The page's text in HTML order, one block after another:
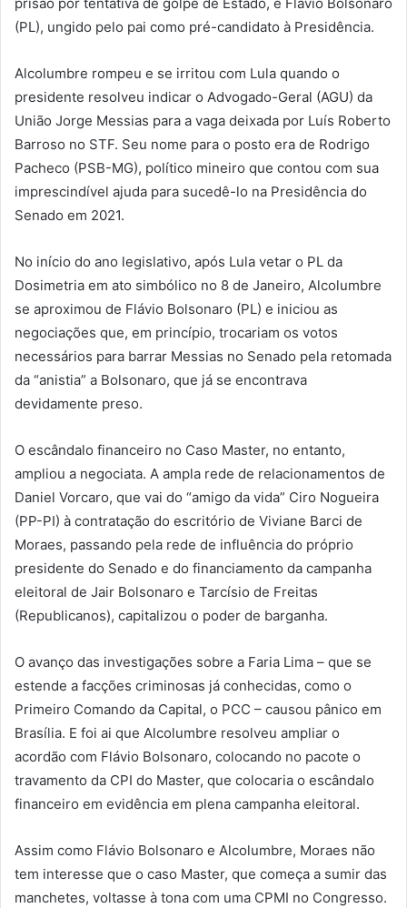
prisão por tentativa de golpe de Estado, e Flávio Bolsonaro
(PL), ungido pelo pai como pré-candidato à Presidência.
Alcolumbre rompeu e se irritou com Lula quando o
presidente resolveu indicar o Advogado-Geral (AGU) da
União Jorge Messias para a vaga deixada por Luís Roberto
Barroso no STF. Seu nome para o posto era de Rodrigo
Pacheco (PSB-MG), político mineiro que contou com sua
imprescindível ajuda para sucedê-lo na Presidência do
Senado em 2021.
No início do ano legislativo, após Lula vetar o PL da
Dosimetria em ato simbólico no 8 de Janeiro, Alcolumbre
se aproximou de Flávio Bolsonaro (PL) e iniciou as
negociações que, em princípio, trocariam os votos
necessários para barrar Messias no Senado pela retomada
da “anistia” a Bolsonaro, que já se encontrava
devidamente preso.
O escândalo financeiro no Caso Master, no entanto,
ampliou a negociata. A ampla rede de relacionamentos de
Daniel Vorcaro, que vai do “amigo da vida” Ciro Nogueira
(PP-PI) à contratação do escritório de Viviane Barci de
Moraes, passando pela rede de influência do próprio
presidente do Senado e do financiamento da campanha
eleitoral de Jair Bolsonaro e Tarcísio de Freitas
(Republicanos), capitalizou o poder de barganha.
O avanço das investigações sobre a Faria Lima – que se
estende a facções criminosas já conhecidas, como o
Primeiro Comando da Capital, o PCC – causou pânico em
Brasília. E foi ai que Alcolumbre resolveu ampliar o
acordão com Flávio Bolsonaro, colocando no pacote o
travamento da CPI do Master, que colocaria o escândalo
financeiro em evidência em plena campanha eleitoral.
Assim como Flávio Bolsonaro e Alcolumbre, Moraes não
tem interesse que o caso Master, que começa a sumir das
manchetes, voltasse à tona com uma CPMI no Congresso.